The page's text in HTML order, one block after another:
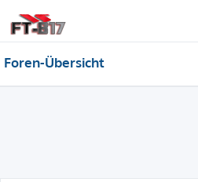
Foren-Übersicht